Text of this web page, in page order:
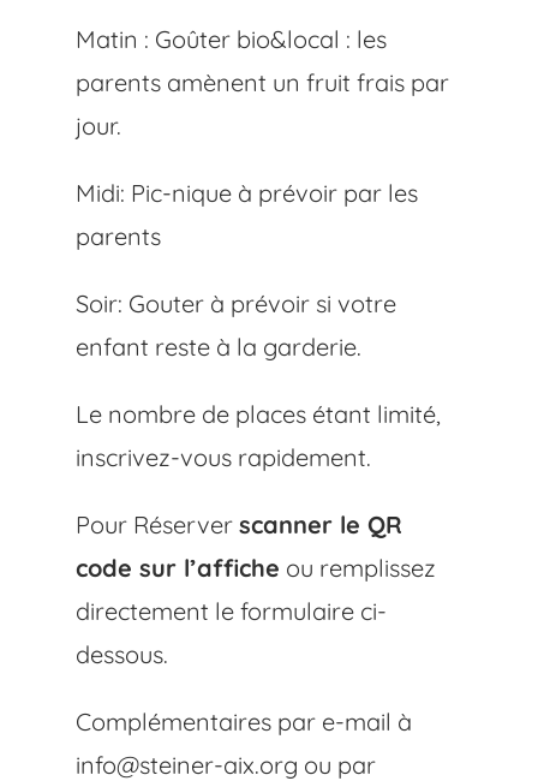
Matin : Goûter bio&local : les
parents amènent un fruit frais par
jour.
Midi: Pic-nique à prévoir par les
parents
Soir: Gouter à prévoir si votre
enfant reste à la garderie.
Le nombre de places étant limité,
inscrivez-vous rapidement.
Pour Réserver scanner le QR
code sur l’affiche ou remplissez
directement le formulaire ci-
dessous.
Complémentaires par e-mail à
info@steiner-aix.org ou par